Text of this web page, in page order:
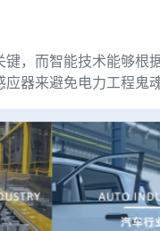
键，而智能技术能够
器来避免电力工程鬼